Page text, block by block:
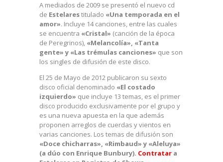
A mediados de 2009 se presentó el nuevo cd
de Estelarestitulado «Una temporada en el
amor». Incluye 14 canciones, entre las cuales
se encuentra «Cristal» (canción de la época
de Peregrinos), «Melancolía», «Tanta
gente» y «Las trémulas canciones» que son
los singles de difusión de este disco.
El 25 de Mayo de 2012 publicaron su sexto
disco oficial denominado «El costado
izquierdo» que incluye 13 temas, es el primer
disco producido exclusivamente por el grupo y
es una nueva apuesta en la que además
proponen arreglos de cuerdas y vientos en
varias canciones. Los temas de difusión son
«Doce chicharras», «Rimbaud» y «Aleluya»
(a dúo con Enrique Bunbury). Contratar a